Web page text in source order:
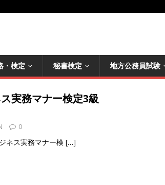
・検定 秘書検定 地方公務員試験
実務マナー検定3級
0
ネス実務マナー検 […]